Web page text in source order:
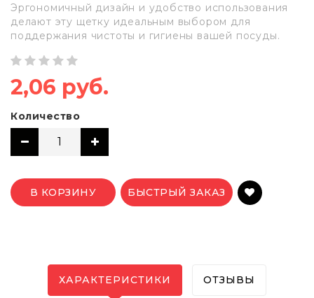
Эргономичный дизайн и удобство использования
делают эту щетку идеальным выбором для
поддержания чистоты и гигиены вашей посуды.
2,06 руб.
Количество
В КОРЗИНУ БЫСТРЫЙ ЗАКАЗ
ХАРАКТЕРИСТИКИ ОТЗЫВЫ